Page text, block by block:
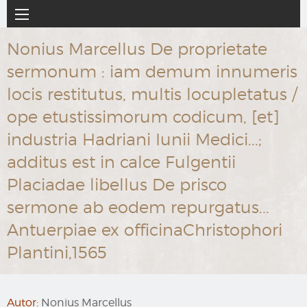
al
contenido
principal
Navegación
principal
Nonius Marcellus De proprietate
sermonum : iam demum innumeris
locis restitutus, multis locupletatus /
ope etustissimorum codicum, [et]
industria Hadriani Iunii Medici...;
additus est in calce Fulgentii
Placiadae libellus De prisco
sermone ab eodem repurgatus...
Antuerpiae ex officinaChristophori
Plantini,1565
Autor: Nonius Marcellus